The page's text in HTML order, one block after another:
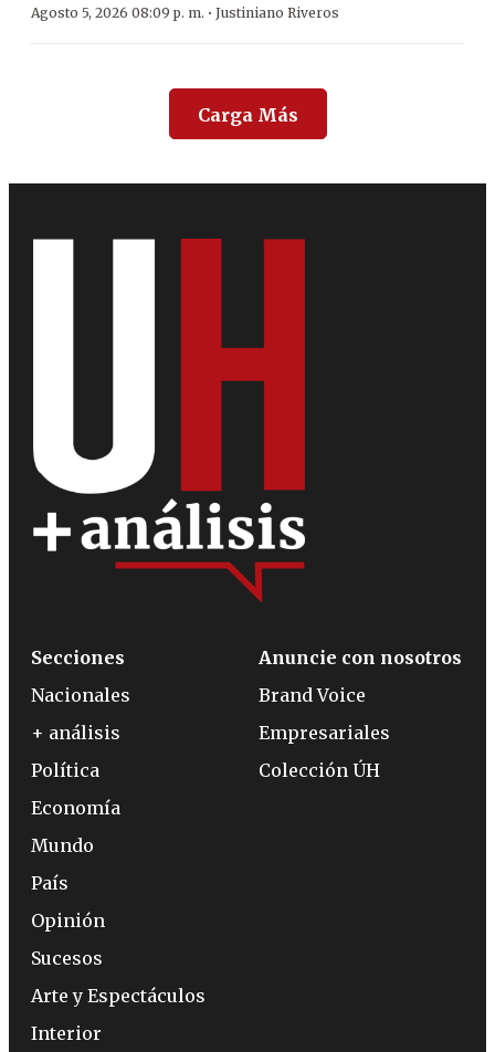
Agosto 5, 2026 08:09 p. m. · Justiniano Riveros
Carga Más
Secciones
Nacionales
+ análisis
Política
Economía
Mundo
País
Opinión
Sucesos
Arte y Espectáculos
Interior
Anuncie con nosotros
Brand Voice
Empresariales
Colección ÚH